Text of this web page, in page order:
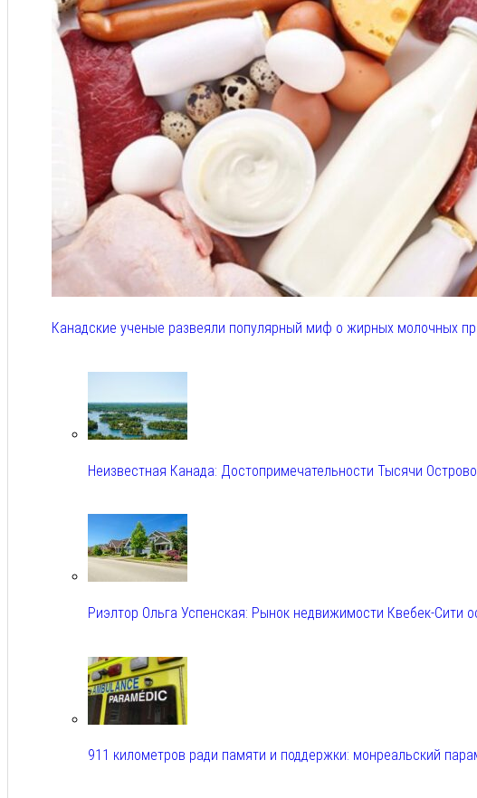
Канадские ученые развеяли популярный миф о жирных молочных
Неизвестная Канада: Достопримечательности Тысячи
Риэлтор Ольга Успенская: Рынок недвижимости Квебек-Сити
911 километров ради памяти и поддержки: монреальский